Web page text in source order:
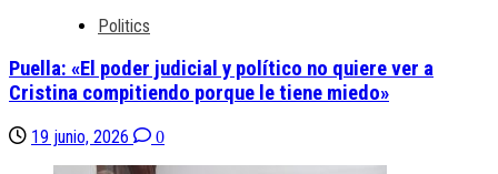
Politics
Puella: «El poder judicial y político no quiere ver a
Cristina compitiendo porque le tiene miedo»
19 junio, 2026 0